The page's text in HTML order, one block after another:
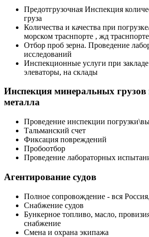
Предотгрузочная Инспекция
груза
Количества и качества при
морском траснпорте , жд
Отбор проб зерна. Проведение
исследований
Инспекционные услуги при
элеваторы, на склады
Инспекция минеральных грузов
металла
Проведение инспекции
Тальманский счет
Фиксация повреждений
Пробоотбор
Проведение лабораторных
Агентирование судов
Полное сопровождение - вся
Снабжение судов
Бункерное топливо, масло,
снабжение
Смена и охрана экипажа